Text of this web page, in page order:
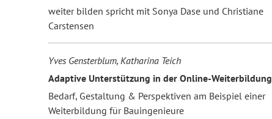
weiter bilden spricht mit Sonya Dase und Christiane
Carstensen
Yves Gensterblum, Katharina Teich
Adaptive Unterstützung in der Online-Weiterbildung
Bedarf, Gestaltung & Perspektiven am Beispiel einer
Weiterbildung für Bauingenieure